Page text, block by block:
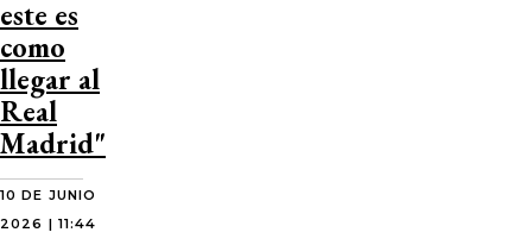
este es
como
llegar al
Real
Madrid"
10 DE JUNIO
2026 | 11:44